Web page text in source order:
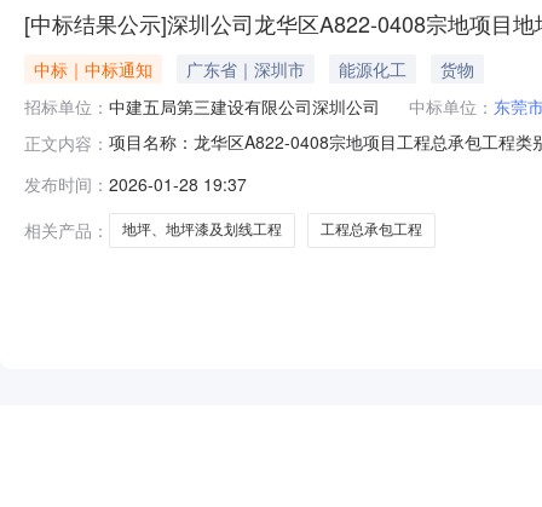
[中标结果公示]深圳公司龙华区A822-0408宗地项目
中标｜中标通知 广东省｜深圳市 能源化工
货物
招标单位： 中建五局第三建设有限公司深圳公司 中标单位： 东莞
正文内容： 项目名称：龙华区A822-0408宗地项目工程总承包工程
发布时间： 2026-01-28 19:37
相关产品：
地坪、地坪漆及划线工程 工程总承包工程